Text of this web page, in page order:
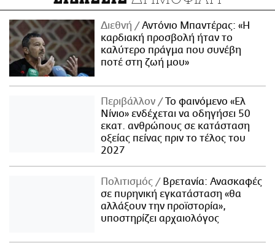
Διεθνή
Αντόνιο Μπαντέρας: «Η
καρδιακή προσβολή ήταν το
καλύτερο πράγμα που συνέβη
ποτέ στη ζωή μου»
Περιβάλλον
Το φαινόμενο «Ελ
Νίνιο» ενδέχεται να οδηγήσει 50
εκατ. ανθρώπους σε κατάσταση
οξείας πείνας πριν το τέλος του
2027
Πολιτισμός
Βρετανία: Ανασκαφές
σε πυρηνική εγκατάσταση «θα
αλλάξουν την προϊστορία»,
υποστηρίζει αρχαιολόγος